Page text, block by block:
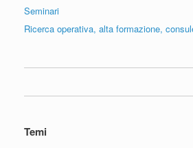
Seminari
Ricerca operativa, alta formazione,
Temi